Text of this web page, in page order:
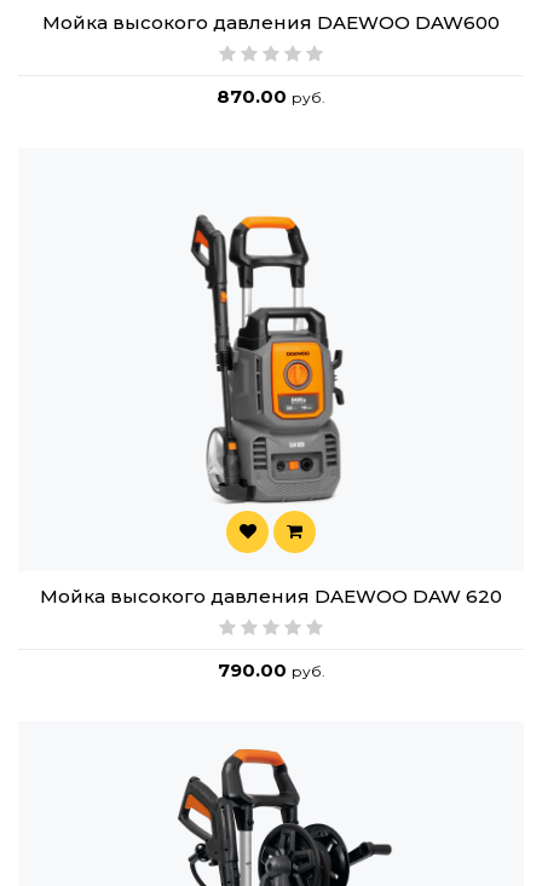
Мойка высокого давления DAEWOO DAW600
870.00 руб.
Мойка высокого давления DAEWOO DAW 620
790.00 руб.